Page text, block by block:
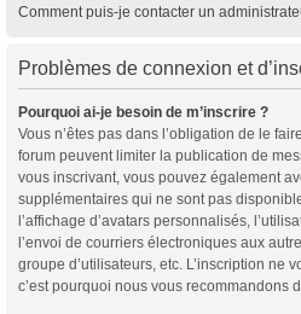
Comment puis-je contacter un
Problèmes de connexion et
Pourquoi ai-je besoin de m’inscrire ?
Vous n’êtes pas dans l’obligation de le
forum peuvent limiter la publication de
vous inscrivant, vous pouvez également
supplémentaires qui ne sont pas
l’affichage d’avatars personnalisés,
l’envoi de courriers électroniques aux
groupe d’utilisateurs, etc. L’inscription ne
c’est pourquoi nous vous recommandons